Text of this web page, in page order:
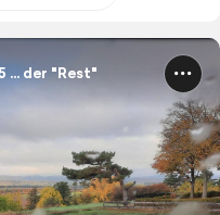
... der "Rest"